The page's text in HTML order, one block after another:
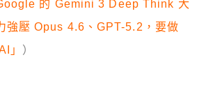
的 Gemini 3 Deep Think 大
強壓 Opus 4.6、GPT-5.2，要做
」 ）